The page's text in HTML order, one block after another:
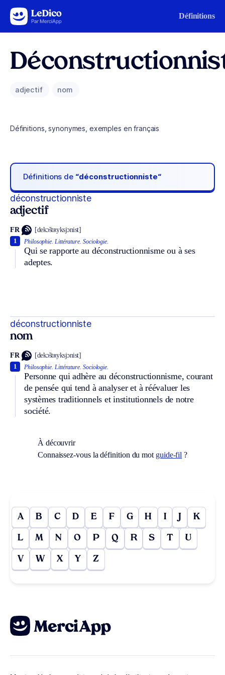
Aller au contenu Définitions
adjectif nom
Définitions, synonymes, exemples en français
Définitions de “déconstructionniste“
déconstructionniste
adjectif
FR [dekɔ̃stʀyksjɔnist]
Philosophie. Littérature. Sociologie.
Qui se rapporte au déconstructionnisme ou à ses
adeptes.
1
déconstructionniste
nom
FR [dekɔ̃stʀyksjɔnist]
Philosophie. Littérature. Sociologie.
Personne qui adhère au déconstructionnisme, courant
de pensée qui tend à analyser et à réévaluer les
systèmes traditionnels et institutionnels de notre
société.
1
À découvrir
Connaissez-vous la définition du mot guide-fil ?
A B C D E F G H I J K
L M N O P Q R S T U
V W X Y Z